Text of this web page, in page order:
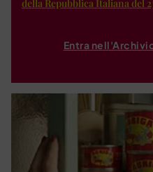
della Repubblica Italiana del
Entra